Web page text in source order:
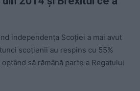
independența Scoției a mai avut
scoțienii au respins cu 55%
să rămână parte a Regatului